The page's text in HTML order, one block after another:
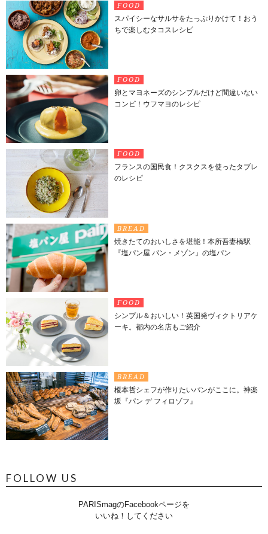
FOOD
スパイシーなサルサをたっぷりかけて！おう
ちで楽しむタコスレシピ
FOOD
卵とマヨネーズのシンプルだけど間違いない
コンビ！ウフマヨのレシピ
FOOD
フランスの国民食！クスクスを使ったタブレ
のレシピ
BREAD
焼きたてのおいしさを堪能！本所吾妻橋駅
『塩パン屋 パン・メゾン』の塩パン
FOOD
シンプル＆おいしい！英国発ヴィクトリアケ
ーキ。都内の名店もご紹介
BREAD
榎本哲シェフが作りたいパンがここに。神楽
坂『パン デ フィロゾフ』
FOLLOW US
PARISmagのFacebookページを
いいね！してください